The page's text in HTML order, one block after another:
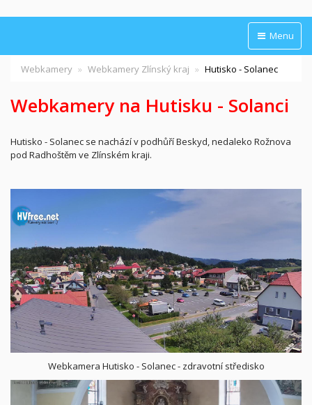
Menu
Webkamery Webkamery Zlínský kraj Hutisko - Solanec
Webkamery na Hutisku - Solanci
Hutisko - Solanec se nachází v podhůří Beskyd, nedaleko Rožnova
pod Radhoštěm ve Zlínském kraji.
Webkamera Hutisko - Solanec - zdravotní středisko